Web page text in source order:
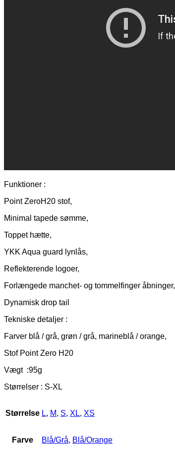
Funktioner :
Point ZeroH20 stof,
Minimal tapede sømme,
Toppet hætte,
YKK Aqua guard lynlås,
Reflekterende logoer,
Forlængede manchet- og tommelfinger åbninger,
Dynamisk drop tail
Tekniske detaljer :
Farver blå / grå, grøn / grå, marineblå / orange,
Stof Point Zero H20
Vægt :95g
Størrelser : S-XL
Størrelse L, M, S, XL, XS
Farve Blå/Grå, Blå/Orange